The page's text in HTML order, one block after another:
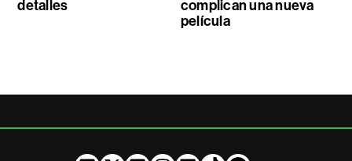
detalles
complican una nueva
película